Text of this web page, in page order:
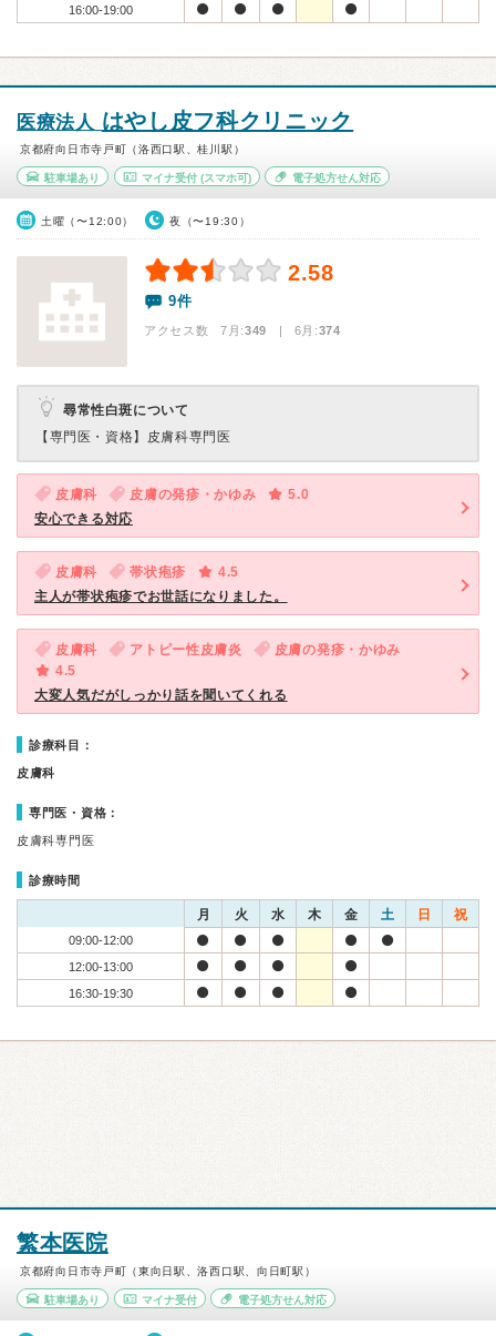
16:00-19:00
医療法人 はやし皮フ科クリニック
京都府向日市寺戸町（洛西口駅、桂川駅）
駐車場あり マイナ受付(スマホ可) 電子処方せん対応
土曜（〜12:00） 夜（〜19:30）
2.58
9件
アクセス数 7月:349 | 6月:374
尋常性白斑について
【専門医・資格】 皮膚科専門医
皮膚科 皮膚の発疹・かゆみ
5.0
安心できる対応
皮膚科 帯状疱疹
4.5
主人が帯状疱疹でお世話になりました。
皮膚科 アトピー性皮膚炎
皮膚の発疹・かゆみ
4.5
大変人気だがしっかり話を聞いてくれる
診療科目：
皮膚科
専門医・資格：
皮膚科専門医
診療時間
月 火 水 木 金 土 日 祝
09:00-12:00
12:00-13:00
16:30-19:30
繁本医院
京都府向日市寺戸町（東向日駅、洛西口駅、向日町駅）
駐車場あり マイナ受付 電子処方せん対応